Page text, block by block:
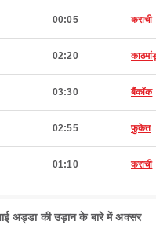
00:05 कराची
02:20
03:30 बैंकॉक
02:55 फुकेत
01:10 कराची
अड्डा की उड़ान के बारे में अक्सर